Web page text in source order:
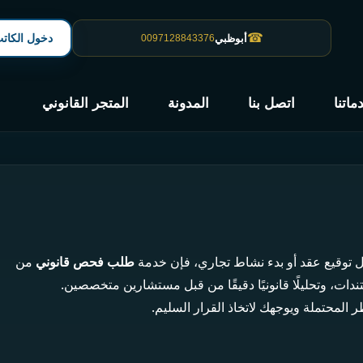
☎أبوظبي0097128843376 دخول
اتصل بنا المدونة المتجر القانوني
توقيع عقد أو بدء نشاط تجاري، فإن خدمة طلب فحص قانوني من
وتحليلًا قانونيًا دقيقًا من قبل مستشارين متخصصين.